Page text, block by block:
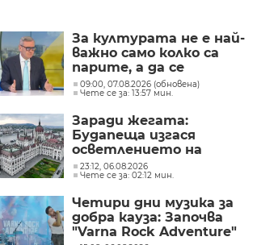
За културата не е най-
важно само колко са
парите, а да се
изплащат навреме,
заяви министър Евтим
09:00, 07.08.2026 (обновена)
Чете се за: 13:57 мин.
Заради жегата:
Будапеща изгася
осветлението на
историческите си
забележителности, за
23:12, 06.08.2026
Чете се за: 02:12 мин.
Четири дни музика за
добра кауза: Започва
"Varna Rock Adventure"